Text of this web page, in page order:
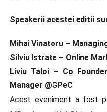
Speakerii acestei editii
Mihai Vinatoru –
Silviu Istrate – Online
Liviu Taloi – Co
Manager @GPeC
Acest eveniment a fost